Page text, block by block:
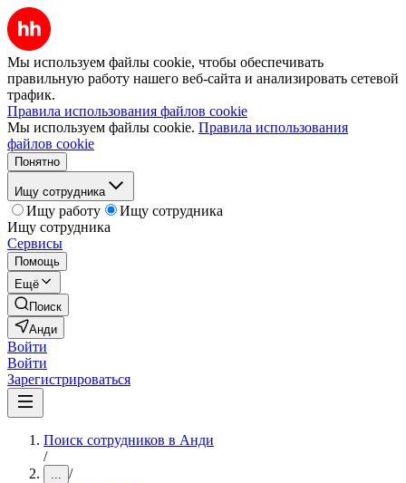
Мы используем файлы cookie, чтобы обеспечивать
правильную работу нашего веб-сайта и анализировать сетевой
трафик.
Правила использования файлов cookie
Мы используем файлы cookie. Правила использования
файлов cookie
Понятно
Ищу сотрудника
Ищу работу
Ищу сотрудника
Ищу сотрудника
Сервисы
Помощь
Ещё
Поиск
Анди
Войти
Войти
Зарегистрироваться
Поиск сотрудников в Анди
/
... /